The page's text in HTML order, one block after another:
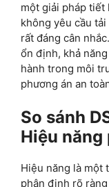
một giải pháp tiết
không yêu cầu
rất đáng cân
ổn định, khả
hành trong môi
phương án an
So sánh
Hiệu
Hiệu năng là một
phân định rõ